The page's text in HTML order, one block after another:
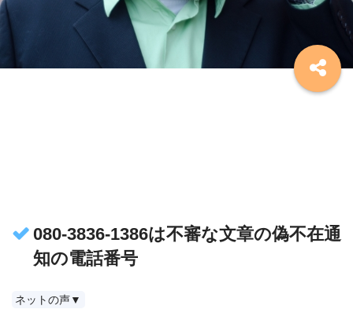
080-3836-1386は不審な文章の偽不在通
知の電話番号
ネットの声▼